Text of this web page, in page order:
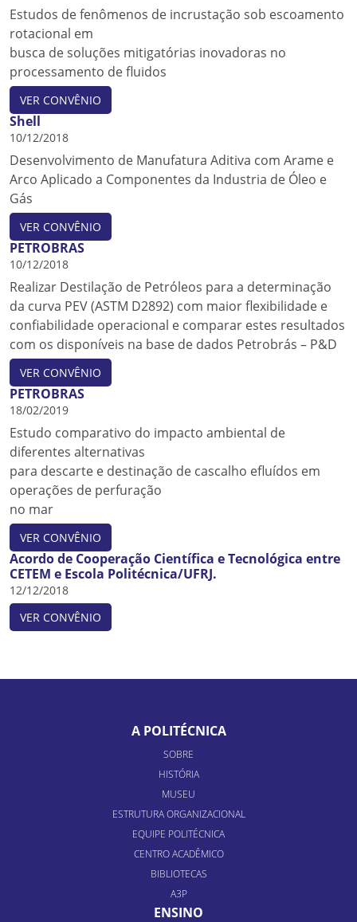
Estudos de fenômenos de incrustação sob escoamento
rotacional em
busca de soluções mitigatórias inovadoras no
processamento de fluidos
VER CONVÊNIO
Shell
10/12/2018
Desenvolvimento de Manufatura Aditiva com Arame e
Arco Aplicado a Componentes da Industria de Óleo e
Gás
VER CONVÊNIO
PETROBRAS
10/12/2018
Realizar Destilação de Petróleos para a determinação
da curva PEV (ASTM D2892) com maior flexibilidade e
confiabilidade operacional e comparar estes resultados
com os disponíveis na base de dados Petrobrás – P&D
VER CONVÊNIO
PETROBRAS
18/02/2019
Estudo comparativo do impacto ambiental de
diferentes alternativas
para descarte e destinação de cascalho efluídos em
operações de perfuração
no mar
VER CONVÊNIO
Acordo de Cooperação Científica e Tecnológica entre
CETEM e Escola Politécnica/UFRJ.
12/12/2018
VER CONVÊNIO
A POLITÉCNICA
SOBRE
HISTÓRIA
MUSEU
ESTRUTURA ORGANIZACIONAL
EQUIPE POLITÉCNICA
CENTRO ACADÊMICO
BIBLIOTECAS
A3P
ENSINO